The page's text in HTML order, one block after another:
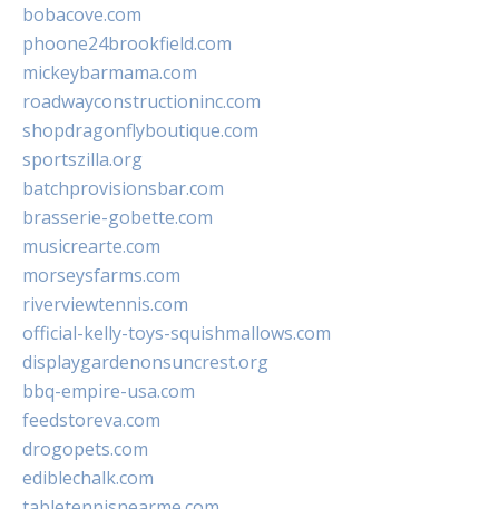
bobacove.com
phoone24brookfield.com
mickeybarmama.com
roadwayconstructioninc.com
shopdragonflyboutique.com
sportszilla.org
batchprovisionsbar.com
brasserie-gobette.com
musicrearte.com
morseysfarms.com
riverviewtennis.com
official-kelly-toys-squishmallows.com
displaygardenonsuncrest.org
bbq-empire-usa.com
feedstoreva.com
drogopets.com
ediblechalk.com